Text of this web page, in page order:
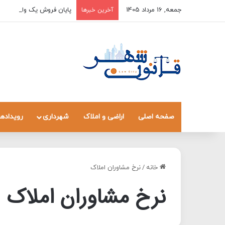
جمعه, 16 مرداد 1405 آخرین خبرها پایان فروش یک واحد به
صفحه اصلی اراضی و املاک شهرداری
خانه /نرخ مشاوران املاک
نرخ مشاوران املاک